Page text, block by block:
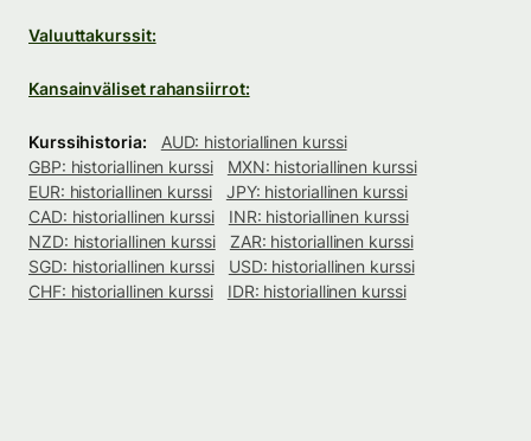
Valuuttakurssit:
Kansainväliset rahansiirrot:
Kurssihistoria:
AUD: historiallinen kurssi
GBP: historiallinen kurssi
MXN: historiallinen kurssi
EUR: historiallinen kurssi
JPY: historiallinen kurssi
CAD: historiallinen kurssi
INR: historiallinen kurssi
NZD: historiallinen kurssi
ZAR: historiallinen kurssi
SGD: historiallinen kurssi
USD: historiallinen kurssi
CHF: historiallinen kurssi
IDR: historiallinen kurssi